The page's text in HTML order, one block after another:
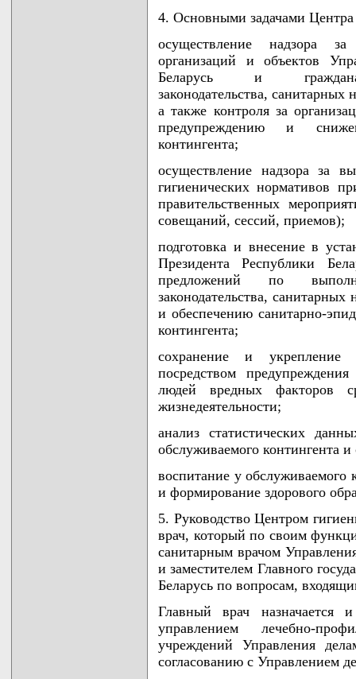
4. Основными задачами
осуществление надзора
организаций и объектов
Беларусь и гражданами
законодательства,
а также контроля за
предупреждению и
контингента;
осуществление надзора за
гигиенических нормативов
правительственных
совещаний, сессий, приемов);
подготовка и внесение в
Президента Республики
предложений по
законодательства,
и обеспечению санитарно-
контингента;
сохранение и укрепление
посредством
людей вредных факторов
жизнедеятельности;
анализ статистических
обслуживаемого контингента
воспитание у обслуживаемого
и формирование здорового
5. Руководство Центром
врач, который по своим
санитарным врачом
и заместителем Главного
Беларусь по вопросам,
Главный врач назначается
управлением лечебно-
учреждений Управления
согласованию с Управлением